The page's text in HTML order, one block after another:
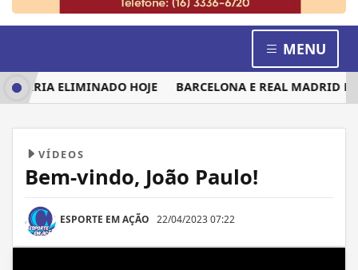
MENU
ELIMINADO HOJE BARCELONA E REAL MADRID
VÍDEOS
Bem-vindo, João Paulo!
ESPORTE EM AÇÃO 22/04/2023 07:22